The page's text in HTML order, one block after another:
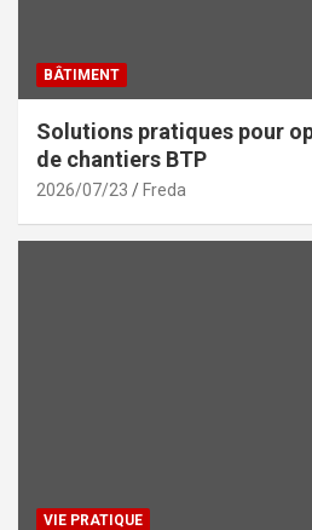
BÂTIMENT
Solutions pratiques pour
de chantiers BTP
2026/07/23 Freda
VIE PRATIQUE